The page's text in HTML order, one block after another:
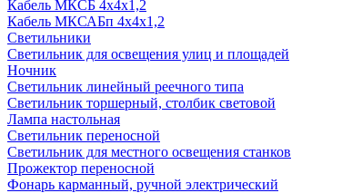
Кабель МКСБ 4х4х1,2
Кабель МКСАБп 4х4х1,2
Светильники
Светильник для освещения улиц и площадей
Ночник
Светильник линейный реечного типа
Светильник торшерный, столбик световой
Лампа настольная
Светильник переносной
Светильник для местного освещения станков
Прожектор переносной
Фонарь карманный, ручной электрический